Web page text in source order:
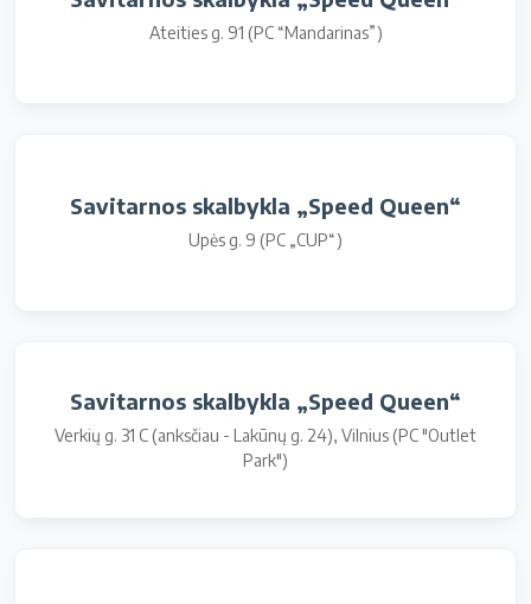
Ateities g. 91 (PC “Mandarinas”)
Savitarnos skalbykla „Speed Queen“
Upės g. 9 (PC „CUP“)
Savitarnos skalbykla „Speed Queen“
Verkių g. 31 C (anksčiau - Lakūnų g. 24), Vilnius (PC "Outlet
Park")